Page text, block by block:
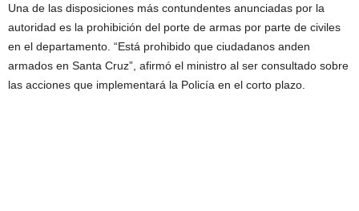
Una de las disposiciones más contundentes anunciadas por la
autoridad es la prohibición del porte de armas por parte de civiles
en el departamento. “Está prohibido que ciudadanos anden
armados en Santa Cruz”, afirmó el ministro al ser consultado sobre
las acciones que implementará la Policía en el corto plazo.